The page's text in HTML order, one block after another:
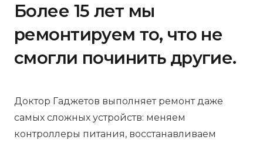
Более 15 лет мы
ремонтируем то, что не
смогли починить другие.
Доктор Гаджетов выполняет ремонт даже
самых сложных устройств: меняем
контроллеры питания, восстанавливаем